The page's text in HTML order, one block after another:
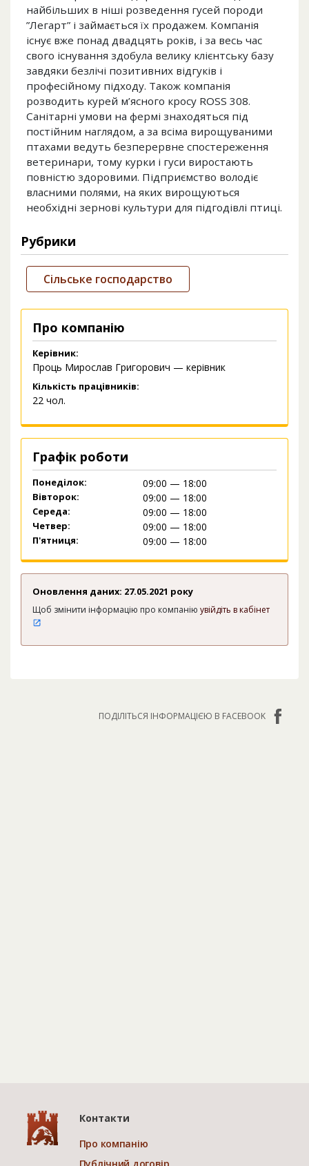
найбільших в ніші розведення гусей породи
”Легарт” і займається їх продажем. Компанія
існує вже понад двадцять років, і за весь час
свого існування здобула велику клієнтську базу
завдяки безлічі позитивних відгуків і
професійному підходу. Також компанія
розводить курей м’ясного кросу ROSS 308.
Санітарні умови на фермі знаходяться під
постійним наглядом, а за всіма вирощуваними
птахами ведуть безперервне спостереження
ветеринари, тому курки і гуси виростають
повністю здоровими. Підприємство володіє
власними полями, на яких вирощуються
необхідні зернові культури для підгодівлі птиці.
Рубрики
Сільське господарство
Про компанію
Керівник:
Проць Мирослав Григорович — керівник
Кількість працівників:
22 чол.
Графік роботи
Понеділок: 09:00 — 18:00
Вівторок: 09:00 — 18:00
Середа: 09:00 — 18:00
Четвер: 09:00 — 18:00
П'ятниця: 09:00 — 18:00
Оновлення даних: 27.05.2021 року
Щоб змінити інформацію про компанію увійдіть в кабінет
ПОДІЛІТЬСЯ ІНФОРМАЦІЄЮ В FACEBOOK
Контакти
Про компанію